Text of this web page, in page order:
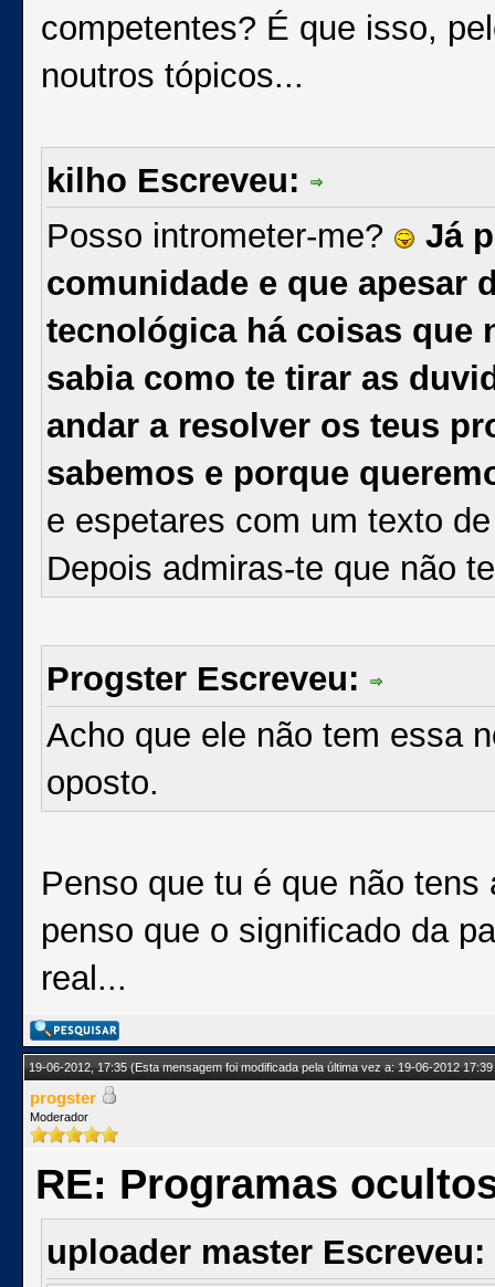
competentes? É que isso,
noutros tópicos...
kilho Escreveu:
Posso intrometer-me?
Já
comunidade e que apesar
tecnológica há coisas que
sabia como te tirar as
andar a resolver os teus
sabemos e porque
e espetares com um texto
Depois admiras-te que não
Progster Escreveu:
Acho que ele não tem essa
oposto.
Penso que tu é que não
penso que o significado da
real...
19-06-2012, 17:35(Esta mensagem foi modificada pela última vez a: 19-06-2012
progster
Moderador
RE: Programas
uploader master Escreveu: